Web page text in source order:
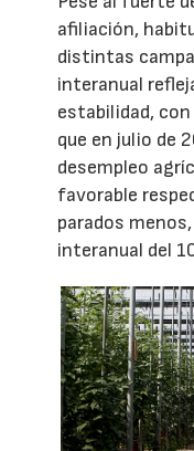
afiliación,
distintas
interanual
estabilidad,
que en julio de
desempleo
favorable
parados
interanual del